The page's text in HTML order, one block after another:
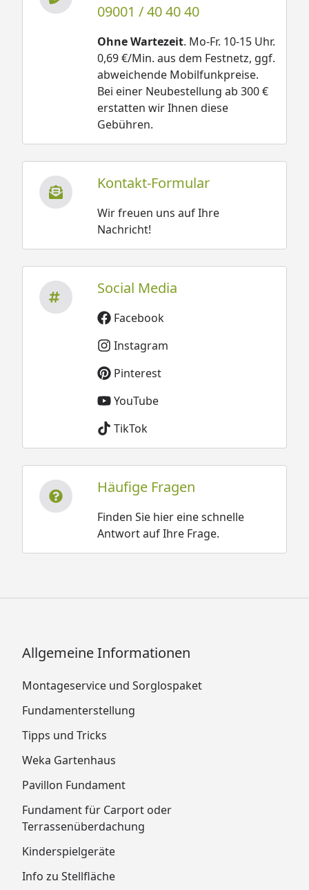
09001 / 40 40 40
Ohne Wartezeit. Mo-Fr. 10-15 Uhr.
0,69 €/Min. aus dem Festnetz, ggf.
abweichende Mobilfunkpreise.
Bei einer Neubestellung ab 300 €
erstatten wir Ihnen diese
Gebühren.
Kontakt-Formular
Wir freuen uns auf Ihre
Nachricht!
Social Media
Facebook
Instagram
Pinterest
YouTube
TikTok
Häufige Fragen
Finden Sie hier eine schnelle
Antwort auf Ihre Frage.
Allgemeine Informationen
Montageservice und Sorglospaket
Fundamenterstellung
Tipps und Tricks
Weka Gartenhaus
Pavillon Fundament
Fundament für Carport oder
Terrassenüberdachung
Kinderspielgeräte
Info zu Stellfläche